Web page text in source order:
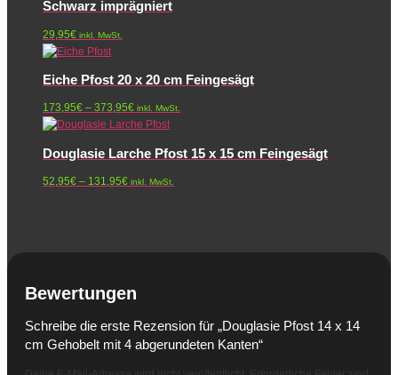
Schwarz imprägniert
29,95€ inkl. MwSt.
Eiche Pfost 20 x 20 cm Feingesägt
173,95€ – 373,95€Preisspanne:
173,95€
373,95€
inkl. MwSt.
Douglasie Larche Pfost 15 x 15 cm Feingesägt
52,95€ – 131,95€Preisspanne:
inkl. MwSt.
Bewertungen
Schreibe die erste Rezension für „Douglasie Pfost 14 x 14
cm Gehobelt mit 4 abgerundeten Kanten“